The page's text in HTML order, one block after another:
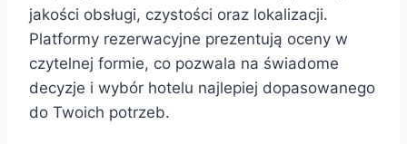
jakości obsługi, czystości oraz lokalizacji.
Platformy rezerwacyjne prezentują oceny w
czytelnej formie, co pozwala na świadome
decyzje i wybór hotelu najlepiej dopasowanego
do Twoich potrzeb.